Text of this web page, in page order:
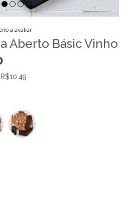
a avaliar
Aberto Básic Vinho
R$10,49